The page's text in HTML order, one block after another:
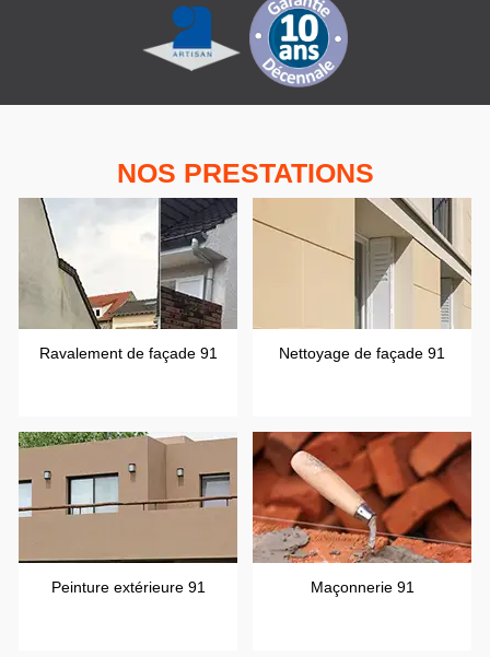
NOS PRESTATIONS
Ravalement de façade 91 Nettoyage de façade 91
Peinture extérieure 91 Maçonnerie 91